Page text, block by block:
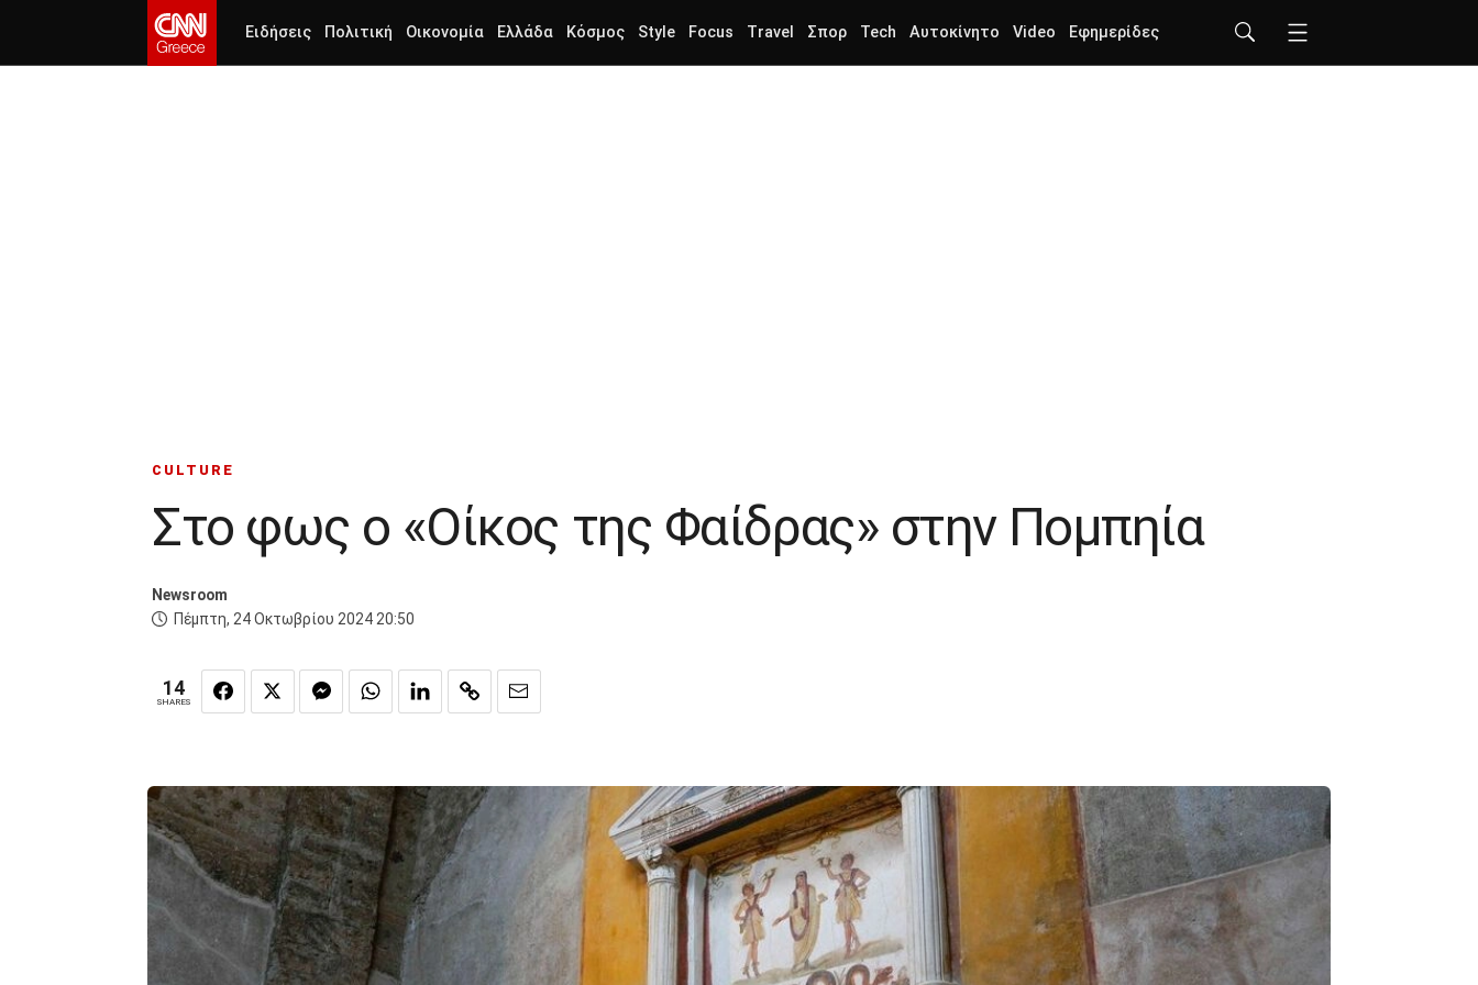
Ειδήσεις Πολιτική Οικονομία Ελλάδα Κόσμος Style Focus Travel Σπορ Tech Αυτοκίνητο Video Εφημερίδες
CULTURE
Στο φως ο «Οίκος της Φαίδρας» στην Πομπηία
Newsroom
Πέμπτη, 24 Οκτωβρίου 2024 20:50
14
SHARES